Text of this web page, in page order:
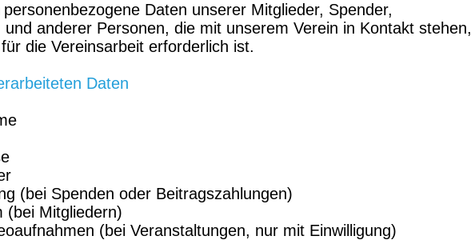
Daten unserer Mitglieder, Spender,
und anderer Personen, die mit unserem Verein in Kontakt stehen,
die Vereinsarbeit erforderlich ist.
Daten
(bei Spenden oder Beitragszahlungen)
(bei Mitgliedern)
(bei Veranstaltungen, nur mit Einwilligung)